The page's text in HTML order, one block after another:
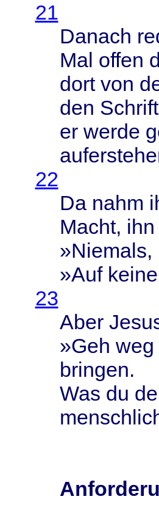
21
Danach
Mal offen
dortvon
den
er werde
22
Da nahm
Macht, ihn
»Niemals,
»Auf
23
Aber
»Geh weg
bringen.
Was du